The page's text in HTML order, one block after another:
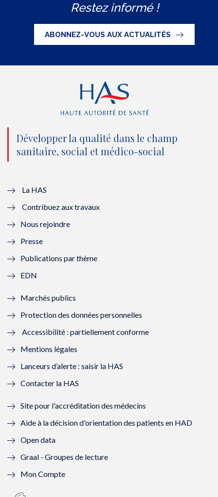
i
t
t
e
n
o
u
l
l
f
n
ê
t
r
e
)
c
e
b
o
o
k
(
n
o
e
e
n
ê
r
)
u
t
u
b
e
(
n
o
u
ê
t
e
n
k
e
d
(
n
o
ê
)
Restez informé !
ABONNEZ-VOUS AUX ACTUALITÉS
Développer la qualité dans le champ
sanitaire, social et médico-social
La HAS
Contribuez aux travaux
Nous rejoindre
Presse
Publications par thème
EDN
Marchés publics
Protection des données personnelles
Accessibilité : partiellement conforme
Mentions légales
Lanceurs d’alerte : saisir la HAS
Contacter la HAS
Site pour l'accréditation des médecins
Aide à la décision d'orientation des patients en HAD
Open data
Graal - Groupes de lecture
Mon Compte